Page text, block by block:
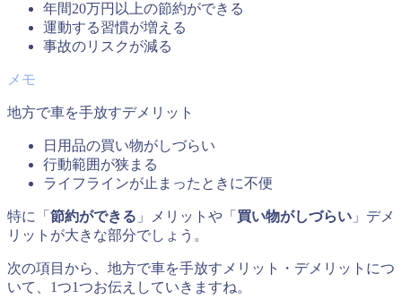
年間20万円以上の節約ができる
運動する習慣が増える
事故のリスクが減る
地方で車を手放すデメリット
日用品の買い物がしづらい
行動範囲が狭まる
ライフラインが止まったときに不便
特に「 節約ができる 」メリットや「 買い物がしづらい 」デメ
リットが大きな部分でしょう。
次の項目から、地方で車を手放すメリット・デメリットにつ
いて、1つ1つお伝えしていきますね。